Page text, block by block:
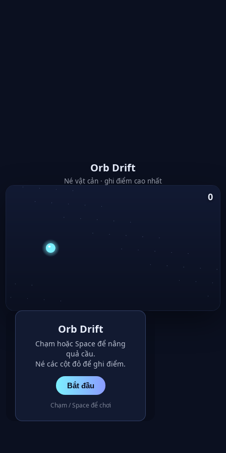
Orb Drift
Né vật cản · ghi điểm cao nhất
0
Orb Drift
Chạm hoặc Space để nâng
quả cầu.
Né các cột đỏ để ghi điểm.
Bắt đầu
Chạm / Space để chơi